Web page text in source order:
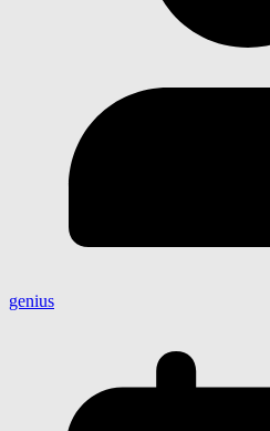
genius